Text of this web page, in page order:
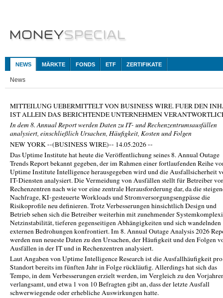
NEWS MÄRKTE FONDS ETF ZERTIFIKATE
News
MITTEILUNG UEBERMITTELT VON BUSINESS WIRE. FUER DEN
IST ALLEIN DAS BERICHTENDE UNTERNEHMEN
In dem 8. Annual Report werden Daten zu IT- und Rechenzentrumsausfällen
analysiert, einschließlich Ursachen, Häufigkeit, Kosten und Folgen
NEW YORK --(BUSINESS WIRE)-- 14.05.2026 --
Das Uptime Institute hat heute die Veröffentlichung seines 8. Annual Outage
Trends Report bekannt gegeben, der im Rahmen einer fortlaufenden Reihe
Uptime Institute Intelligence herausgegeben wird und die Ausfallsicherheit
IT-Diensten analysiert. Die Vermeidung von Ausfällen stellt für Betreiber
Rechenzentren nach wie vor eine zentrale Herausforderung dar, da die
Nachfrage, KI-gesteuerte Workloads und Stromversorgungsengpässe die
Risikoprofile neu definieren. Trotz Verbesserungen hinsichtlich Design und
Betrieb sehen sich die Betreiber weiterhin mit zunehmender
Netzinstabilität, tieferen gegenseitigen Abhängigkeiten und sich wandelnden
externen Bedrohungen konfrontiert. Im 8. Annual Outage Analysis 2026
werden nun neueste Daten zu den Ursachen, der Häufigkeit und den Folgen
Ausfällen in der IT und in Rechenzentren analysiert.
Laut Angaben von Uptime Intelligence Research ist die Ausfallhäufigkeit pro
Standort bereits im fünften Jahr in Folge rückläufig. Allerdings hat sich das
Tempo, in dem Verbesserungen erzielt werden, im Vergleich zu den
verlangsamt, und etwa 1 von 10 Befragten gibt an, dass der letzte Ausfall
schwerwiegende oder erhebliche Auswirkungen hatte.